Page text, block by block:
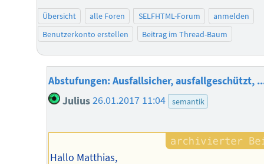
Übersicht alle Foren SELFHTML-Forum
anmelden
Benutzerkonto erstellen
Beitrag im Thread-Baum
Abstufungen: Ausfallsicher, ausfallgeschützt,
Julius26.01.2017 11:04 semantik
Hallo Matthias,